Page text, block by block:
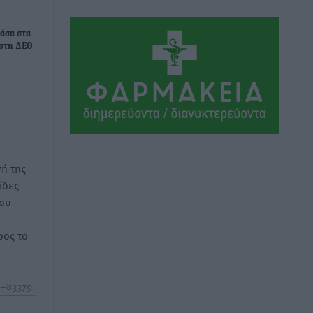
στα
ΔΕΘ
της
το
Πολιτική Προστασί
πριν 4 ώρες
Άδωνις Γεωργιάδης στον RV: “Στο
υπουργείο εξετάζουμε την
θεσμοθέτηση τρίτης κατηγορίας